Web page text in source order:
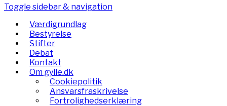
Toggle sidebar & navigation
Værdigrundlag
Bestyrelse
Stifter
Debat
Kontakt
Om gylle.dk
Cookiepolitik
Ansvarsfraskrivelse
Fortrolighedserklæring